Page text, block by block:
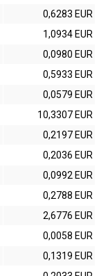
0,6283 EUR
1,0934 EUR
0,0980 EUR
0,5933 EUR
0,0579 EUR
10,3307 EUR
0,2197 EUR
0,2036 EUR
0,0992 EUR
0,2788 EUR
2,6776 EUR
0,0058 EUR
0,1319 EUR